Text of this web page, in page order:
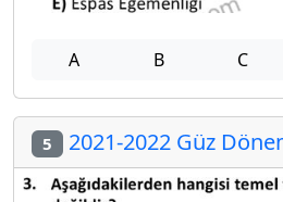
A B C
5 2021-2022 Güz